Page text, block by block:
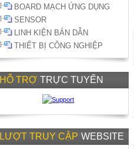
BOARD MẠCH ỨNG DỤNG
SENSOR
LINH KIỆN BÁN DẪN
THIẾT BỊ CÔNG NGHIỆP
HỖ TRỢ TRỰC TUYẾN
LƯỢT TRUY CẬP WEBSITE